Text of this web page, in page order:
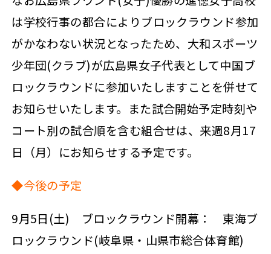
は学校行事の都合によりブロックラウンド参加
がかなわない状況となったため、大和スポーツ
少年団(クラブ)が広島県女子代表として中国ブ
ロックラウンドに参加いたしますことを併せて
お知らせいたします。また試合開始予定時刻や
コート別の試合順を含む組合せは、来週8月17
日（月）にお知らせする予定です。
◆今後の予定
9月5日(土) ブロックラウンド開幕： 東海ブ
ロックラウンド(岐阜県・山県市総合体育館)